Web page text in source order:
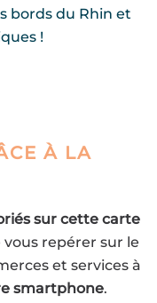
bords du Rhin et
!
À LA
sur cette carte
repérer sur le
et services à
smartphone.